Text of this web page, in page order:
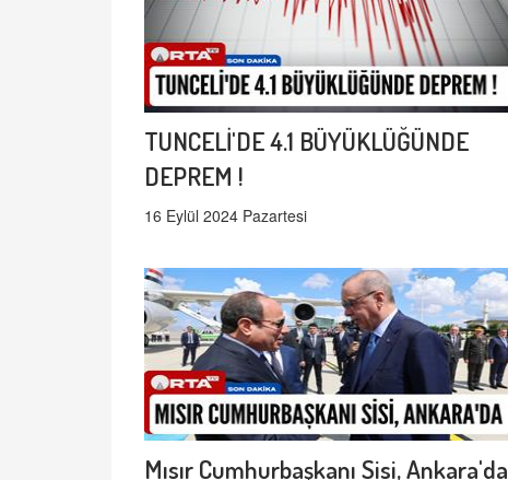
TUNCELİ'DE 4.1 BÜYÜKLÜĞÜNDE
DEPREM !
16 Eylül 2024 Pazartesi
Mısır Cumhurbaşkanı Sisi, Ankara'da